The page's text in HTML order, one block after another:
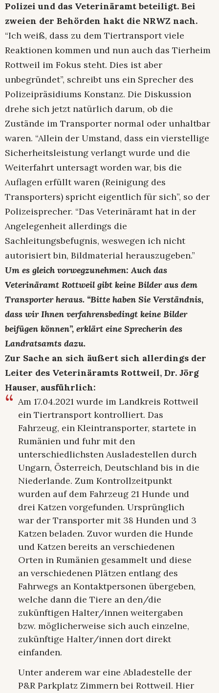
Polizei und das Veterinäramt beteiligt. Bei
zweien der Behörden hakt die NRWZ nach.
“Ich weiß, dass zu dem Tiertransport viele
Reaktionen kommen und nun auch das Tierheim
Rottweil im Fokus steht. Dies ist aber
unbegründet”, schreibt uns ein Sprecher des
Polizeipräsidiums Konstanz. Die Diskussion
drehe sich jetzt natürlich darum, ob die
Zustände im Transporter normal oder unhaltbar
waren. “Allein der Umstand, dass ein vierstellige
Sicherheitsleistung verlangt wurde und die
Weiterfahrt untersagt worden war, bis die
Auflagen erfüllt waren (Reinigung des
Transporters) spricht eigentlich für sich”, so der
Polizeisprecher. “Das Veterinäramt hat in der
Angelegenheit allerdings die
Sachleitungsbefugnis, weswegen ich nicht
autorisiert bin, Bildmaterial herauszugeben.”
Um es gleich vorwegzunehmen: Auch das
Veterinäramt Rottweil gibt keine Bilder aus dem
Transporter heraus. “Bitte haben Sie Verständnis,
dass wir Ihnen verfahrensbedingt keine Bilder
beifügen können”, erklärt eine Sprecherin des
Landratsamts dazu.
Zur Sache an sich äußert sich allerdings der
Leiter des Veterinäramts Rottweil, Dr. Jörg
Hauser, ausführlich:
Am 17.04.2021 wurde im Landkreis Rottweil
ein Tiertransport kontrolliert. Das
Fahrzeug, ein Kleintransporter, startete in
Rumänien und fuhr mit den
unterschiedlichsten Ausladestellen durch
Ungarn, Österreich, Deutschland bis in die
Niederlande. Zum Kontrollzeitpunkt
wurden auf dem Fahrzeug 21 Hunde und
drei Katzen vorgefunden. Ursprünglich
war der Transporter mit 38 Hunden und 3
Katzen beladen. Zuvor wurden die Hunde
und Katzen bereits an verschiedenen
Orten in Rumänien gesammelt und diese
an verschiedenen Plätzen entlang des
Fahrwegs an Kontaktpersonen übergeben,
welche dann die Tiere an den/die
zukünftigen Halter/innen weitergaben
bzw. möglicherweise sich auch einzelne,
zukünftige Halter/innen dort direkt
einfanden.
Unter anderem war eine Abladestelle der
P&R Parkplatz Zimmern bei Rottweil. Hier